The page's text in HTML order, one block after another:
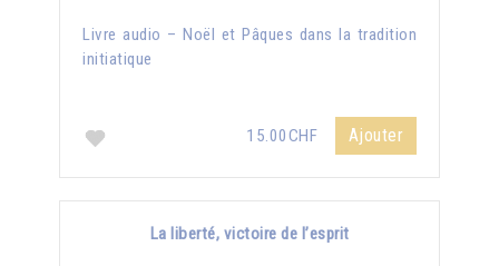
Livre audio – Noël et Pâques dans la tradition
initiatique
15.00CHF Ajouter
La liberté, victoire de l’esprit